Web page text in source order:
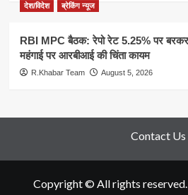
देश/विदेश ब्रेकिंग न्यूज
RBI MPC बैठक: रेपो रेट 5.25% पर
महंगाई पर आरबीआई की चिंता कायम
R.Khabar Team August 5, 2026
Contact Us
Copyright © All rights reserved.